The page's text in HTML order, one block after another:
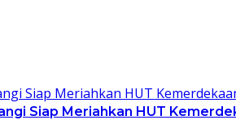
Siap Meriahkan HUT